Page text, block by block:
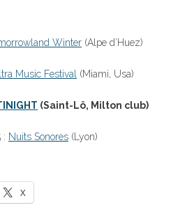
Winter (Alpe d’Huez)
Music Festival (Miami, Usa)
(Saint-Lô, Milton club)
: Nuits Sonores (Lyon)
X